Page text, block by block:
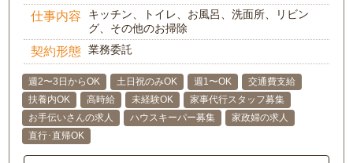
仕事内容
キッチン、トイレ、お風呂、洗面所、リビン
グ、その他のお掃除
契約形態 業務委託
週2〜3日からOK 土日祝のみOK 週1〜OK
交通費支給
扶養内OK
高時給 未経験OK
家事代行スタッフ募集
お手伝いさんの求人
ハウスキーパー募集
家政婦の求人
直行･直帰OK